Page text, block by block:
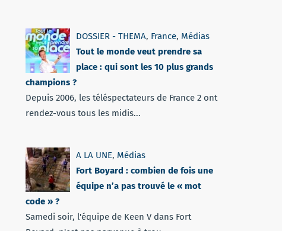
DOSSIER - THEMA, France, Médias
Tout le monde veut prendre sa
place : qui sont les 10 plus grands
champions ?
Depuis 2006, les téléspectateurs de France 2 ont
rendez-vous tous les midis...
A LA UNE, Médias
Fort Boyard : combien de fois une
équipe n’a pas trouvé le « mot
code » ?
Samedi soir, l'équipe de Keen V dans Fort